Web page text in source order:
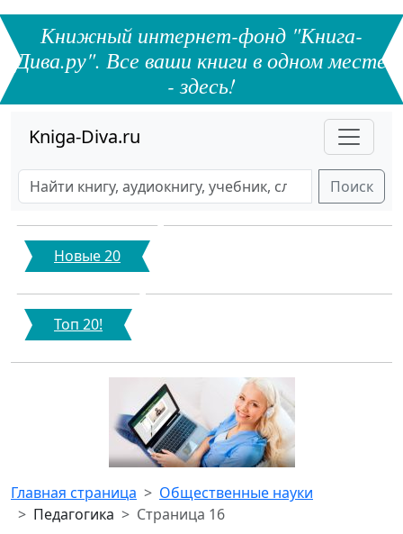
Книжный интернет-фонд "Книга-
Дива.ру". Все ваши книги в одном месте
- здесь!
Kniga-Diva.ru
Поиск
Новые 20
Топ 20!
Главная страница
Общественные науки
Педагогика
Страница 16